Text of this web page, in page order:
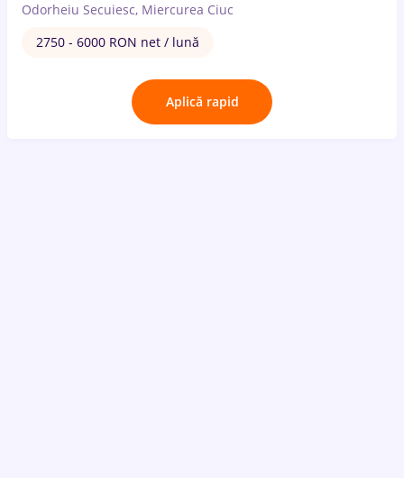
Odorheiu Secuiesc, Miercurea Ciuc
2750 - 6000 RON net / lună
Aplică rapid